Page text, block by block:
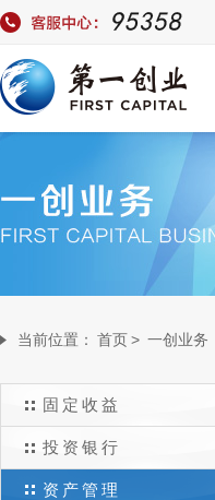
当前位置： 首页> 一创业务
固定收益
投资银行
资产管理